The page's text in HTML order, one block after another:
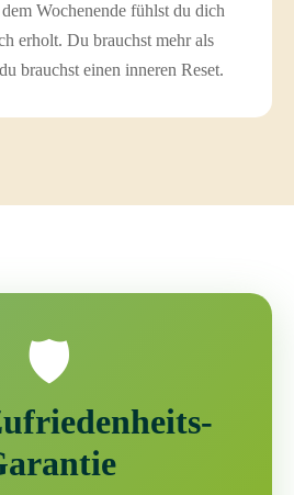
Wochenende fühlst du dich
erholt. Du brauchst mehr als
brauchst einen inneren Reset.
🛡️